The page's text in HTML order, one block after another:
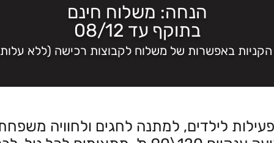
הנחה: משלוח חינם
בתוקף עד 08/12
באפשרות של משלוח לקבוצות רכישה (ללא
לילדים, למתנה לחגים ולחוויה